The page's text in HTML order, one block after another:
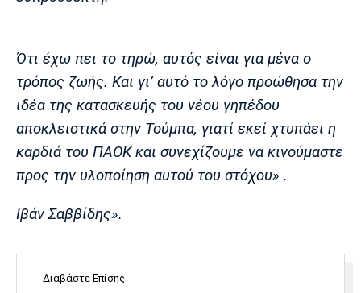
Ότι έχω πει το τηρώ, αυτός είναι για μένα ο
τρόπος ζωής. Και γι’ αυτό το λόγο προώθησα την
ιδέα της κατασκευής του νέου γηπέδου
αποκλειστικά στην Τούμπα, γιατί εκεί χτυπάει η
καρδιά του ΠΑΟΚ και συνεχίζουμε να κινούμαστε
προς την υλοποίηση αυτού του στόχου» .
Ιβάν Σαββίδης».
Διαβάστε Επίσης